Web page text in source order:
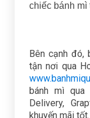
chiếc bánh mì
Bên cạnh
tận nơi qua
bánh mì qua
Delivery,
khuyến mãi tốt.